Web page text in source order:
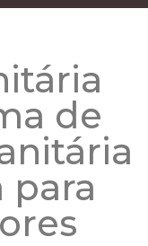
de
para